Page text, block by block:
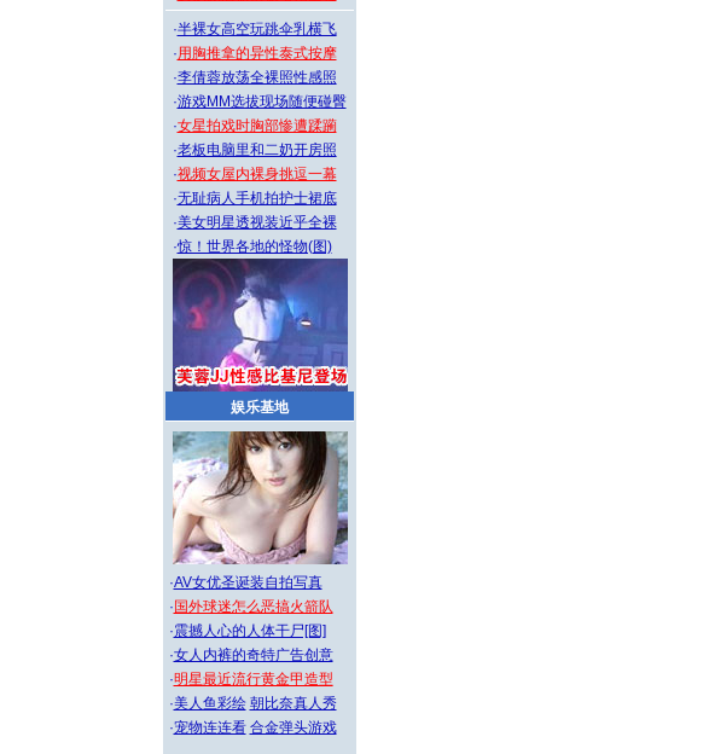
·半裸女高空玩跳伞乳横飞
·用胸推拿的异性泰式按摩
·李倩蓉放荡全裸照性感照
·游戏MM选拔现场随便碰臀
·女星拍戏时胸部惨遭蹂躏
·老板电脑里和二奶开房照
·视频女屋内裸身挑逗一幕
·无耻病人手机拍护士裙底
·美女明星透视装近乎全裸
·惊！世界各地的怪物(图)
娱乐基地
·AV女优圣诞装自拍写真
· 国外球迷怎么恶搞火箭队
·震撼人心的人体干尸[图]
·女人内裤的奇特广告创意
·明星最近流行黄金甲造型
·美人鱼彩绘 朝比奈真人秀
·宠物连连看 合金弹头游戏